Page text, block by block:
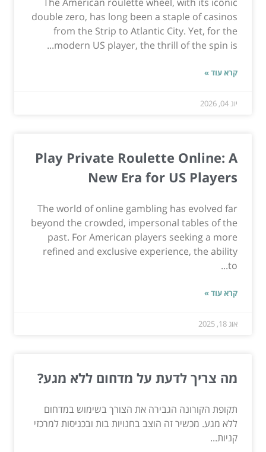
double zero, has long been a staple of casinos
from the Strip to Atlantic City. Yet, for the
modern US player, the thrill of the spin is...
קרא עוד »
יונ 04, 2026
Play Private Roulette Online: A
New Era for US Players
The world of online gambling has evolved far
beyond the crowded, impersonal tables of the
past. For American players seeking a more
refined and exclusive experience, the ability
to...
קרא עוד »
אוג 18, 2025
מה צריך לדעת על מדחום ללא מגע?
תקופת הקורונה הגבירה את הצורך בשימוש במדחום
ללא מגע. מכשיר זה הוצב בחנויות בות ובכניסות למרכזי
קניות...